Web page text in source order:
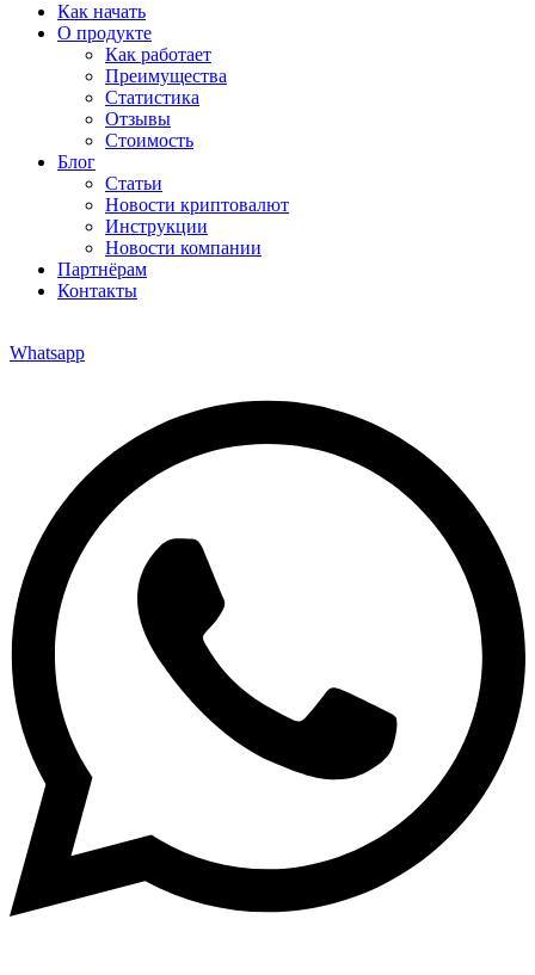
Как начать
О продукте
Как работает
Преимущества
Статистика
Отзывы
Стоимость
Блог
Статьи
Новости криптовалют
Инструкции
Новости компании
Партнёрам
Контакты
Whatsapp